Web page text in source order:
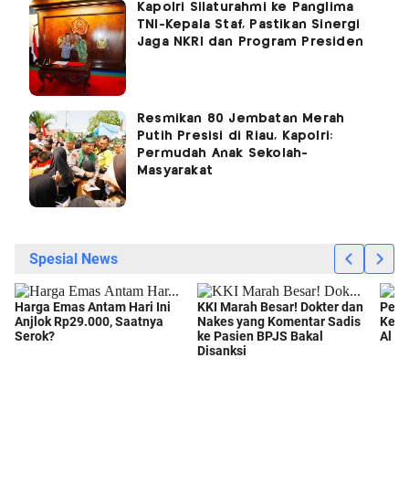
Kapolri Silaturahmi ke Panglima
TNI-Kepala Staf, Pastikan Sinergi
Jaga NKRI dan Program Presiden
Resmikan 80 Jembatan Merah
Putih Presisi di Riau, Kapolri:
Permudah Anak Sekolah-
Masyarakat